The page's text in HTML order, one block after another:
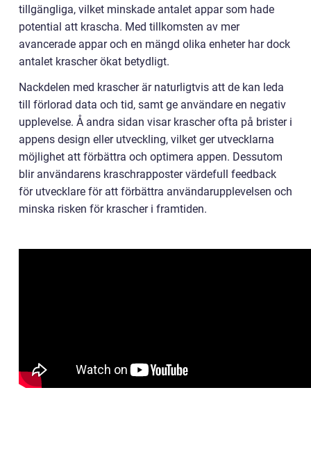
tillgängliga, vilket minskade antalet appar som hade
potential att krascha. Med tillkomsten av mer
avancerade appar och en mängd olika enheter har dock
antalet krascher ökat betydligt.
Nackdelen med krascher är naturligtvis att de kan leda
till förlorad data och tid, samt ge användare en negativ
upplevelse. Å andra sidan visar krascher ofta på brister i
appens design eller utveckling, vilket ger utvecklarna
möjlighet att förbättra och optimera appen. Dessutom
blir användarens kraschrapposter värdefull feedback
för utvecklare för att förbättra användarupplevelsen och
minska risken för krascher i framtiden.